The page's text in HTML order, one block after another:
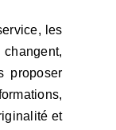
les
proposer
et